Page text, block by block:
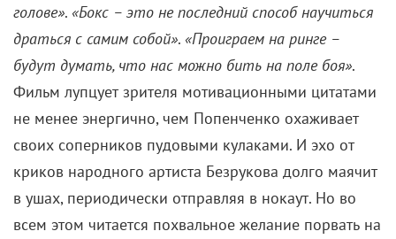
голове». «Бокс – это не последний способ научиться
драться с самим собой». «Проиграем на ринге –
будут думать, что нас можно бить на поле боя».
Фильм лупцует зрителя мотивационными цитатами
не менее энергично, чем Попенченко охаживает
своих соперников пудовыми кулаками. И эхо от
криков народного артиста Безрукова долго маячит
в ушах, периодически отправляя в нокаут. Но во
всем этом читается похвальное желание порвать на